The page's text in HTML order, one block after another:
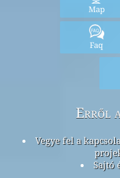
Map
Faq
Erről
Vegye fel a
Sajtó